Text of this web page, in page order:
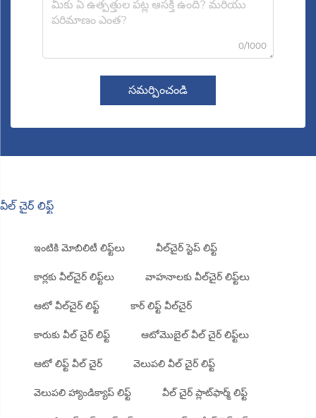
0/1000
సమర్పించండి
వీల్ చైర్ లిఫ్ట్
ఇంటికి మోబిలిటీ లిఫ్ట్‌లు వీల్‌చైర్ స్టెప్ లిఫ్ట్
కార్లకు వీల్‌చైర్ లిఫ్ట్‌లు వాహనాలకు వీల్‌చైర్ లిఫ్ట్‌లు
ఆటో వీల్‌చైర్ లిఫ్ట్ కార్ లిఫ్ట్ వీల్‌చైర్
కారుకు వీల్ చైర్ లిఫ్ట్ ఆటోమొబైల్ వీల్ చైర్ లిఫ్ట్‌లు
ఆటో లిఫ్ట్ వీల్ చైర్ వెలుపలి వీల్ చైర్ లిఫ్ట్
వెలుపలి హ్యాండిక్యాప్ లిఫ్ట్ వీల్ చైర్ ప్లాట్‌ఫార్మ్ లిఫ్ట్